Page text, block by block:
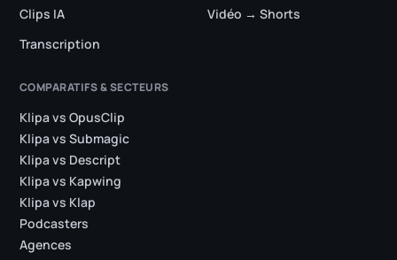
Clips IA
Vidéo → Shorts
Transcription
COMPARATIFS & SECTEURS
Klipa vs OpusClip
Klipa vs Submagic
Klipa vs Descript
Klipa vs Kapwing
Klipa vs Klap
Podcasters
Agences